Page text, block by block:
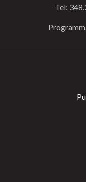
Tel: